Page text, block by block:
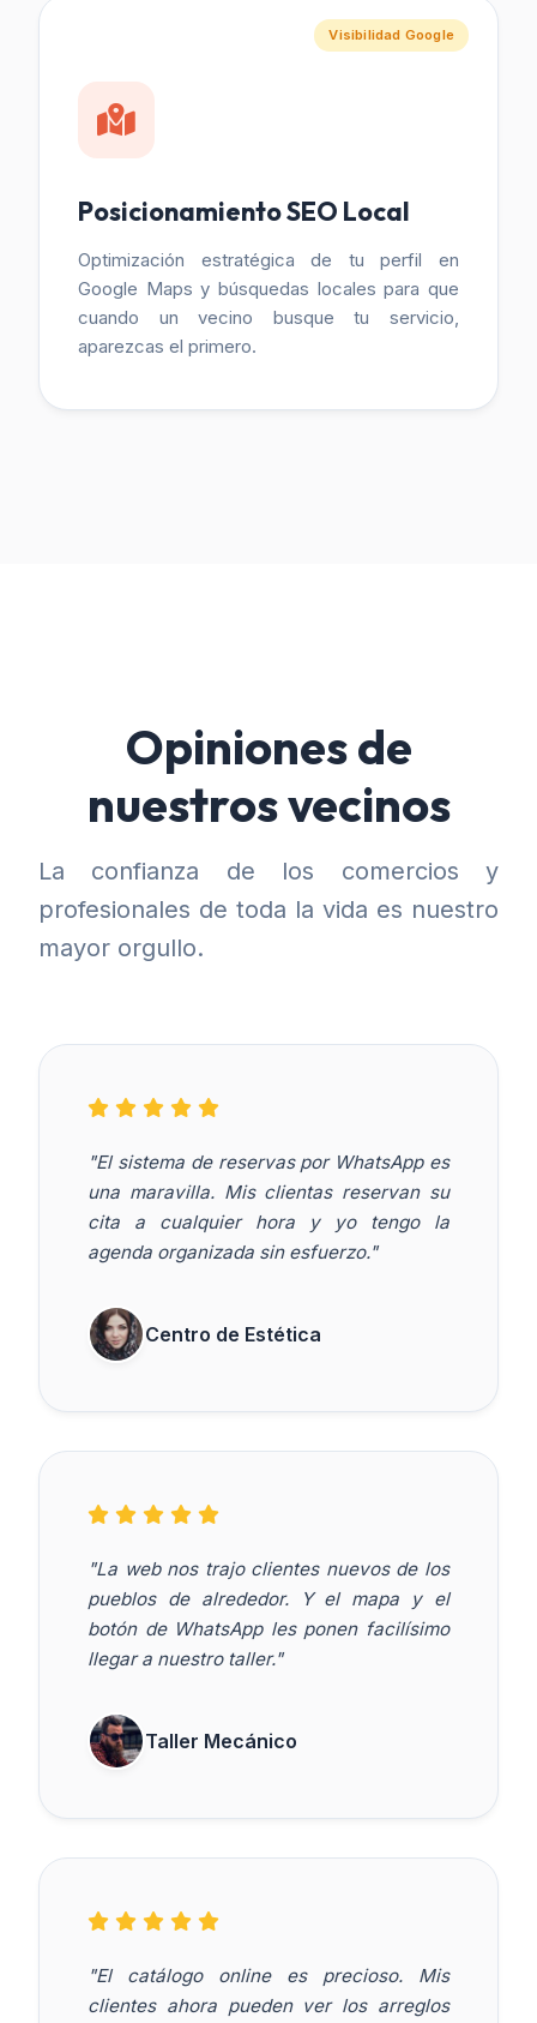
Visibilidad Google
Posicionamiento SEO Local
Optimización estratégica de tu perfil en
Google Maps y búsquedas locales para que
cuando un vecino busque tu servicio,
aparezcas el primero.
Opiniones de
nuestros vecinos
La confianza de los comercios y
profesionales de toda la vida es nuestro
mayor orgullo.
"El sistema de reservas por WhatsApp es
una maravilla. Mis clientas reservan su
cita a cualquier hora y yo tengo la
agenda organizada sin esfuerzo."
Centro de Estética
"La web nos trajo clientes nuevos de los
pueblos de alrededor. Y el mapa y el
botón de WhatsApp les ponen facilísimo
llegar a nuestro taller."
Taller Mecánico
"El catálogo online es precioso. Mis
clientes ahora pueden ver los arreglos